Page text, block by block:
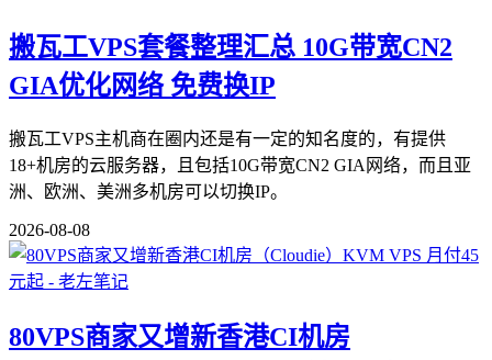
搬瓦工VPS套餐整理汇总 10G带宽CN2
GIA优化网络 免费换IP
搬瓦工VPS主机商在圈内还是有一定的知名度的，有提供
18+机房的云服务器，且包括10G带宽CN2 GIA网络，而且亚
洲、欧洲、美洲多机房可以切换IP。
2026-08-08
80VPS商家又增新香港CI机房